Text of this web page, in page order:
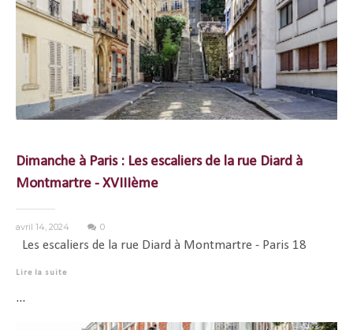
Dimanche à Paris : Les escaliers de la rue Diard à
Montmartre - XVIIIème
avril 14, 2024 0
Les escaliers de la rue Diard à Montmartre - Paris 18
Lire la suite
...